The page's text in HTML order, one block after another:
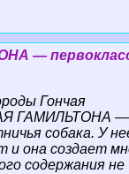
—
Гончая
ГАМИЛЬТОНА —
собака. У
и она создает
содержания не